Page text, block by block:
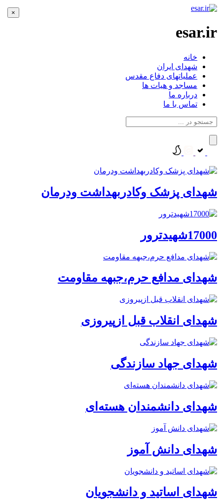
esar.ir
خانه
شهدای ایران
عملیاتهای دفاع مقدس
مساجد و هیات ها
درباره ما
تماس با ما
شهدای پزشک وکادربهداشت ودرمان
17000شهیدترور
شهدای مدافع حرم،جبهه مقاومت
شهدای انقلاب قبل ازپیروزی
شهدای جهاد سازندگی
شهدای دانشمندان هسته‌ای
شهدای دانش آموز
شهدای اساتید و دانشجویان
×